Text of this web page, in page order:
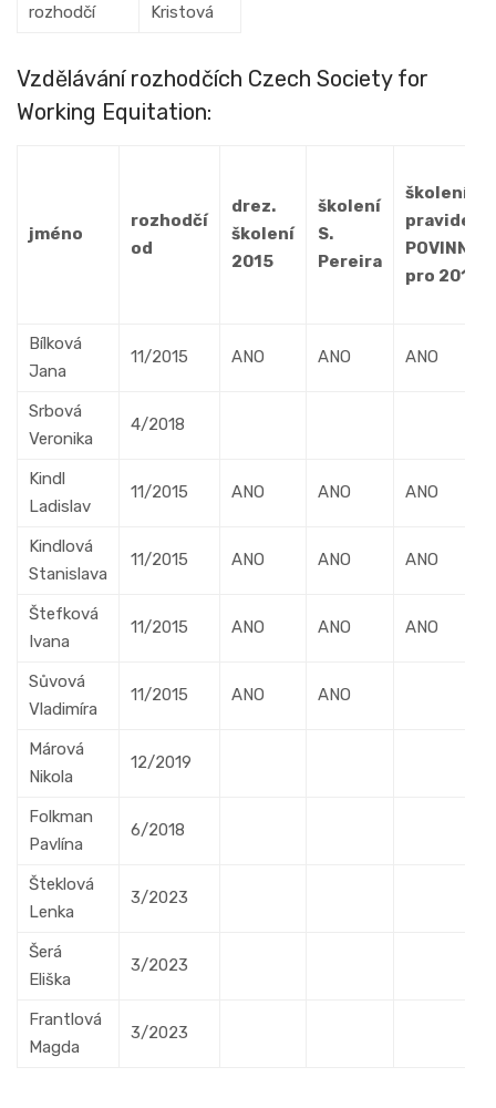
rozhodčí
Kristová
Vzdělávání rozhodčích Czech Society for
Working Equitation:
jméno
rozhodčí
od
drez.
školení
2015
školení
S.
Pereira
školení
pravidel
POVINNÉ
pro 2016
Bílková
Jana
11/2015 ANO ANO ANO
Srbová
Veronika
4/2018
Kindl
Ladislav
11/2015 ANO ANO ANO
Kindlová
Stanislava
11/2015 ANO ANO ANO
Štefková
Ivana
11/2015 ANO ANO ANO
Sůvová
Vladimíra
11/2015 ANO ANO
Márová
Nikola
12/2019
Folkman
Pavlína
6/2018
Šteklová
Lenka
3/2023
Šerá
Eliška
3/2023
Frantlová
Magda
3/2023